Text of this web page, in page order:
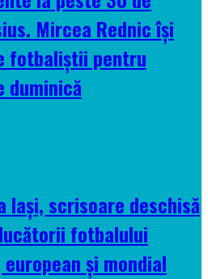
Mircea Rednic își
fotbaliștii pentru
duminică
Iași, scrisoare deschisă
fotbalului
și mondial